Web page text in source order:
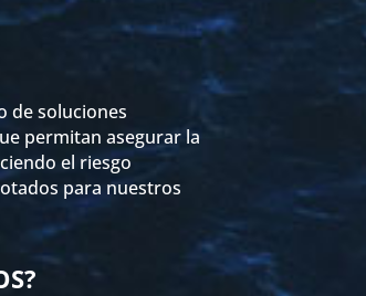
de soluciones
permitan asegurar la
el riesgo
para nuestros